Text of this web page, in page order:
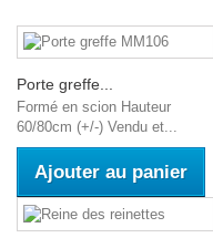
Porte greffe...
Formé en scion Hauteur
60/80cm (+/-) Vendu et...
Ajouter au panier